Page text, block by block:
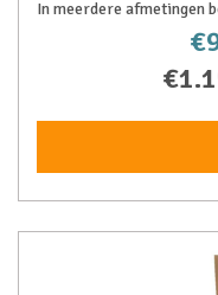
In meerdere afmetingen